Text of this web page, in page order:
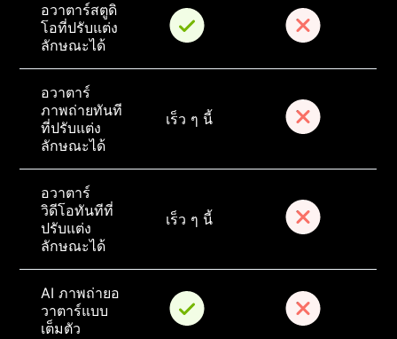
อวาตาร์สตูดิ
โอที่ปรับแต่ง
ลักษณะได้
อวาตาร์
ภาพถ่ายทันที
ที่ปรับแต่ง
ลักษณะได้
เร็ว ๆ นี้
อวาตาร์
วิดีโอทันทีที่
ปรับแต่ง
ลักษณะได้
เร็ว ๆ นี้
AI ภาพถ่ายอ
วาตาร์แบบ
เต็มตัว